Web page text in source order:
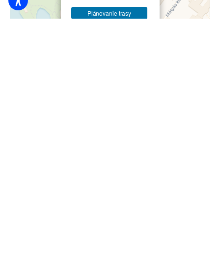
Plánovanie trasy